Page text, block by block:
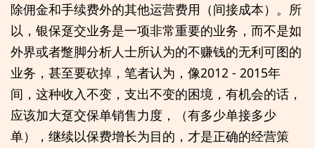
除佣金和手续费外的其他运营费用（间接成本）。所
以，银保趸交业务是一项非常重要的业务，而不是如
外界或者蹩脚分析人士所认为的不赚钱的无利可图的
业务，甚至要砍掉，笔者认为，像2012 - 2015年
间，这种收入不变，支出不变的困境，有机会的话，
应该加大趸交保单销售力度，（有多少单接多少
单），继续以保费增长为目的，才是正确的经营策